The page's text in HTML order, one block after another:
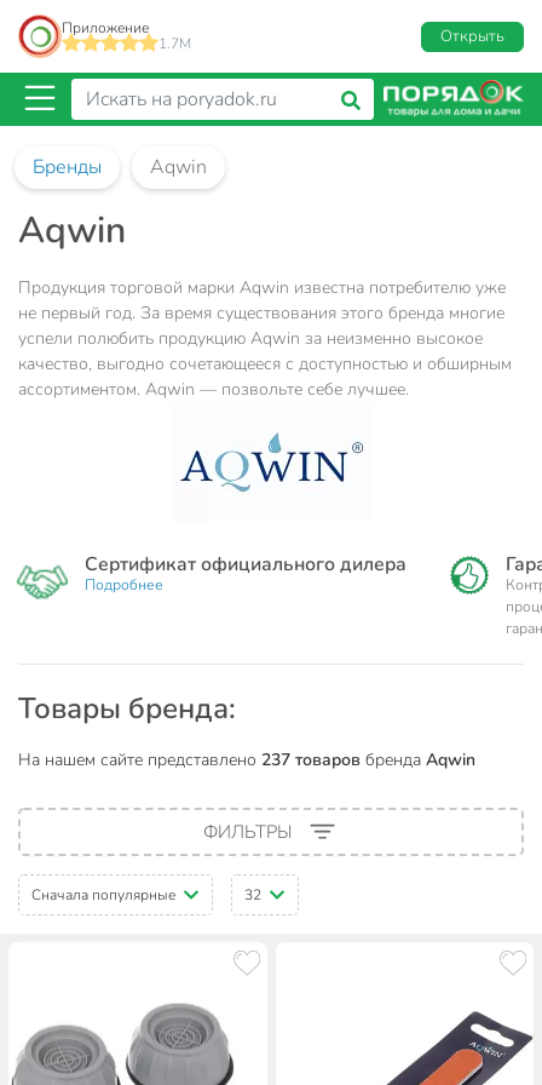
Приложение
1.7M
Открыть
Бренды Aqwin
Aqwin
Продукция торговой марки Aqwin известна потребителю уже
не первый год. За время существования этого бренда многие
успели полюбить продукцию Aqwin за неизменно высокое
качество, выгодно сочетающееся с доступностью и обширным
ассортиментом. Aqwin — позвольте себе лучшее.
Сертификат официального дилера
Подробнее
Товары бренда:
На нашем сайте представлено 237 товаров бренда Aqwin
ФИЛЬТРЫ
Сначала популярные 32